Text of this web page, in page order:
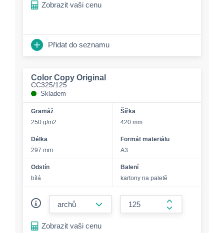
Zobrazit vaši cenu
Přidat do seznamu
Color Copy Original
CC325/125
Skladem
Gramáž
250 g/m2
Šířka
420 mm
Délka
297 mm
Formát materiálu
A3
Odstín
bílá
Balení
kartony na paletě
form.increase-
Zobrazit vaši cenu